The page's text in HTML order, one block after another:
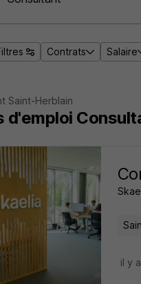
Contrats Salaire
Saint-Herblain
d'emploi
il y